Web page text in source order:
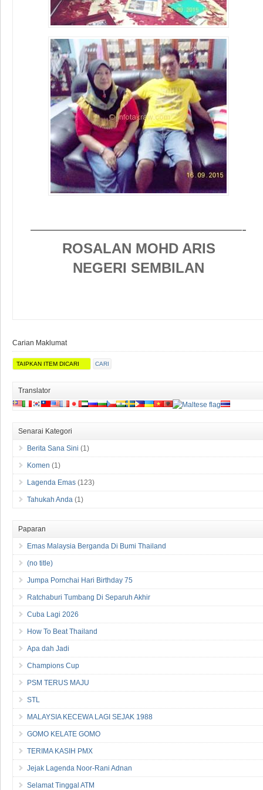
———————————————-
ROSALAN MOHD ARIS
NEGERI SEMBILAN
Carian Maklumat
Translator
Senarai Kategori
Berita Sana Sini (1)
Komen (1)
Lagenda Emas (123)
Tahukah Anda (1)
Paparan
Emas Malaysia Berganda Di Bumi Thailand
(no title)
Jumpa Pornchai Hari Birthday 75
Ratchaburi Tumbang Di Separuh Akhir
Cuba Lagi 2026
How To Beat Thailand
Apa dah Jadi
Champions Cup
PSM TERUS MAJU
STL
MALAYSIA KECEWA LAGI SEJAK 1988
GOMO KELATE GOMO
TERIMA KASIH PMX
Jejak Lagenda Noor-Rani Adnan
Selamat Tinggal ATM